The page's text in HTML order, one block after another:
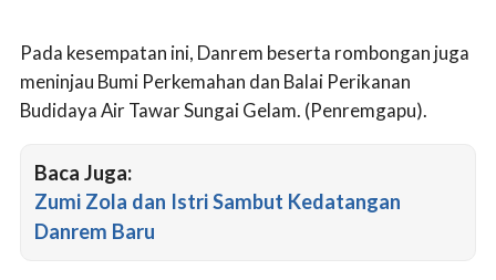
Pada kesempatan ini, Danrem beserta rombongan juga
meninjau Bumi Perkemahan dan Balai Perikanan
Budidaya Air Tawar Sungai Gelam. (Penremgapu).
Baca Juga:
Zumi Zola dan Istri Sambut Kedatangan
Danrem Baru